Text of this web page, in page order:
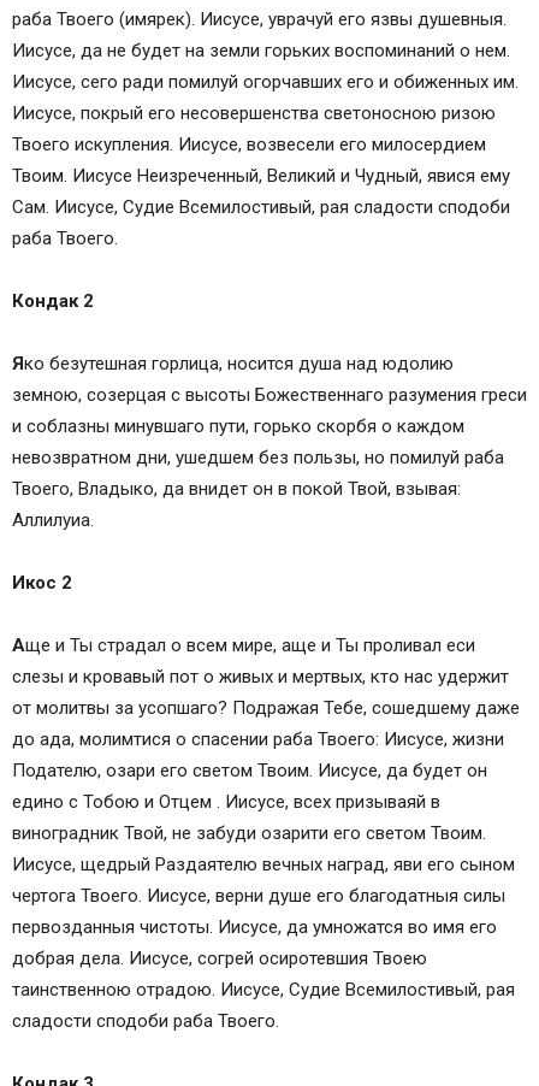
раба Твоего (имярек). Иисусе, уврачуй его язвы душевныя.
Иисусе, да не будет на земли горьких воспоминаний о нем.
Иисусе, сего ради помилуй огорчавших его и обиженных им.
Иисусе, покрый его несовершенства светоносною ризою
Твоего искупления. Иисусе, возвесели его милосердием
Твоим. Иисусе Неизреченный, Великий и Чудный, явися ему
Сам. Иисусе, Судие Всемилостивый, рая сладости сподоби
раба Твоего.
Кондак 2
Яко безутешная горлица, носится душа над юдолию
земною, созерцая с высоты Божественнаго разумения греси
и соблазны минувшаго пути, горько скорбя о каждом
невозвратном дни, ушедшем без пользы, но помилуй раба
Твоего, Владыко, да внидет он в покой Твой, взывая:
Аллилуиа.
Икос 2
Аще и Ты страдал о всем мире, аще и Ты проливал еси
слезы и кровавый пот о живых и мертвых, кто нас удержит
от молитвы за усопшаго? Подражая Тебе, сошедшему даже
до ада, молимтися о спасении раба Твоего: Иисусе, жизни
Подателю, озари его светом Твоим. Иисусе, да будет он
едино с Тобою и Отцем . Иисусе, всех призываяй в
виноградник Твой, не забуди озарити его светом Твоим.
Иисусе, щедрый Раздаятелю вечных наград, яви его сыном
чертога Твоего. Иисусе, верни душе его благодатныя силы
первозданныя чистоты. Иисусе, да умножатся во имя его
добрая дела. Иисусе, согрей осиротевшия Твоею
таинственною отрадою. Иисусе, Судие Всемилостивый, рая
сладости сподоби раба Твоего.